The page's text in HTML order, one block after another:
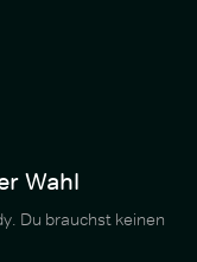
Wahl
Du brauchst keinen